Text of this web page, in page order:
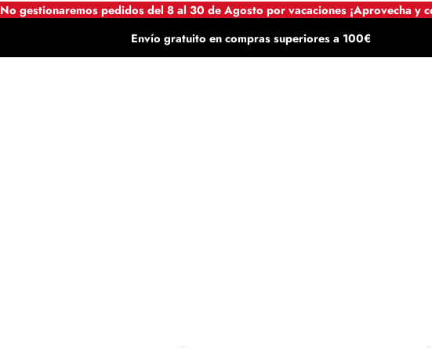
No gestionaremos pedidos del 8 al 30 de Agosto por vacaciones ¡Aprovecha y
Envío gratuito en compras superiores a 100€